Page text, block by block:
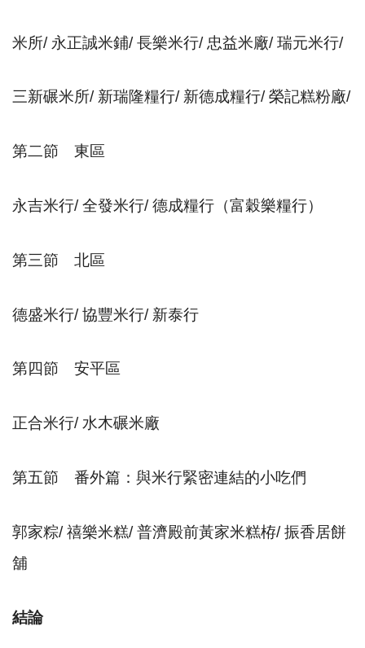
米所/ 永正誠米鋪/長樂米行/ 忠益米廠/瑞元米行/
三新碾米所/ 新瑞隆糧行/ 新德成糧行/榮記糕粉廠/
第二節 東區
永吉米行/全發米行/德成糧行（富穀樂糧行）
第三節 北區
德盛米行/協豐米行/ 新泰行
第四節 安平區
正合米行/ 水木碾米廠
第五節 番外篇：與米行緊密連結的小吃們
郭家粽/禧樂米糕/普濟殿前黃家米糕栫/振香居餅
舖
結論